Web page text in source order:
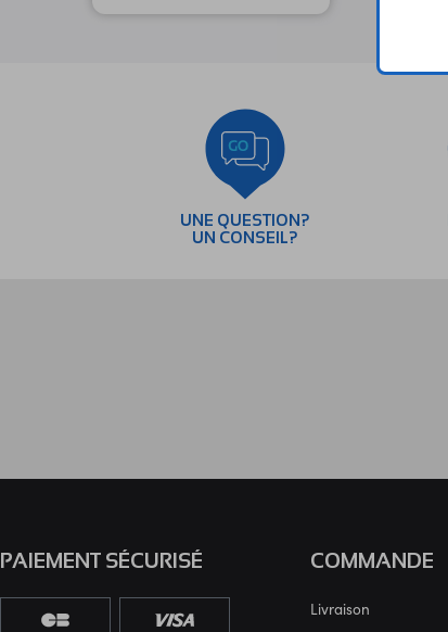
UNE QUESTION?
UN CONSEIL?
COMMANDE
Livraison
PAIEMENT SÉCURISÉ